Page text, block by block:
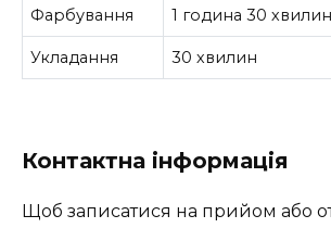
Фарбування 1 година 30 хвилин
Укладання 30 хвилин
Контактна інформація
Щоб записатися на прийом або